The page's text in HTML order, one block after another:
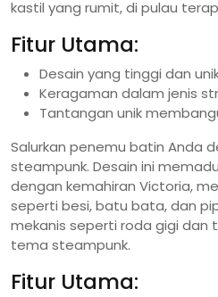
kastil yang rumit, di pulau
Fitur Utama:
Desain yang tinggi dan
Keragaman dalam jenis
Tantangan unik
Salurkan penemu batin Anda
steampunk. Desain ini
dengan kemahiran Victoria,
seperti besi, batu bata, dan
mekanis seperti roda gigi dan
tema steampunk.
Fitur Utama: